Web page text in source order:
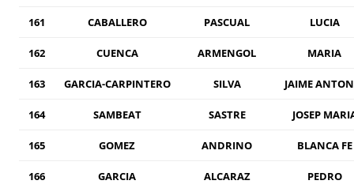
161 CABALLERO PASCUAL LUCIA
162 CUENCA ARMENGOL MARIA
163 GARCIA-CARPINTERO SILVA JAIME
164 SAMBEAT SASTRE JOSEP
165 GOMEZ ANDRINO BLANCA FE
166 GARCIA ALCARAZ PEDRO